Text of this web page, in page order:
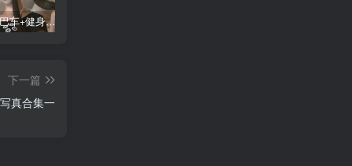
蠢沫沫 大巴车+健身环+埃及喵COS写真合集
下一篇
真合集一